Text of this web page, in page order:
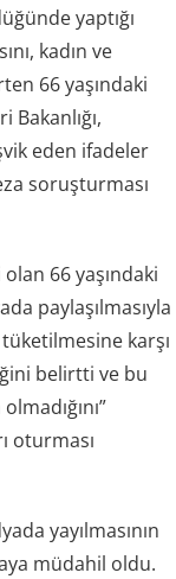
yaptığı
kadın ve
66 yaşındaki
Bakanlığı,
eden ifadeler
soruşturması
66 yaşındaki
paylaşılmasıyla
karşı
belirtti ve bu
oturması
yayılmasının
müdahil oldu.